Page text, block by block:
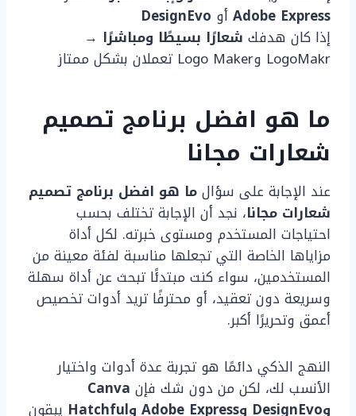
Adobe Expressأو DesignEvo
إذا كان هدفك شعارًا بسيطًا ومباشرًا →
LogoMakr وLogo Maker تعملان بشكل ممتاز
ما هو افضل برنامج تصميم
شعارات مجانا
عند الإجابة على سؤالما هو افضل برنامج تصميم
شعارات مجانا، نجد أن الإجابة تختلف بحسب
احتياجات المستخدم ومستوى خبرته. لكل أداة
مزاياها الخاصة التي تجعلها مناسبة لفئة معينة من
المستخدمين، سواء كنت مبتدئًا تبحث عن أداة سهلة
وسريعة دون تعقيد، أو محترفًا تريد أدوات تخصيص
أعمق وتحريرًا أكبر.
النهج الذكي دائمًا هو تجربة عدة أدوات واختيار
الأنسب لك، لكن من دون شك فإن Canva
وDesignEvo وAdobe Express وHatchful
يبقون